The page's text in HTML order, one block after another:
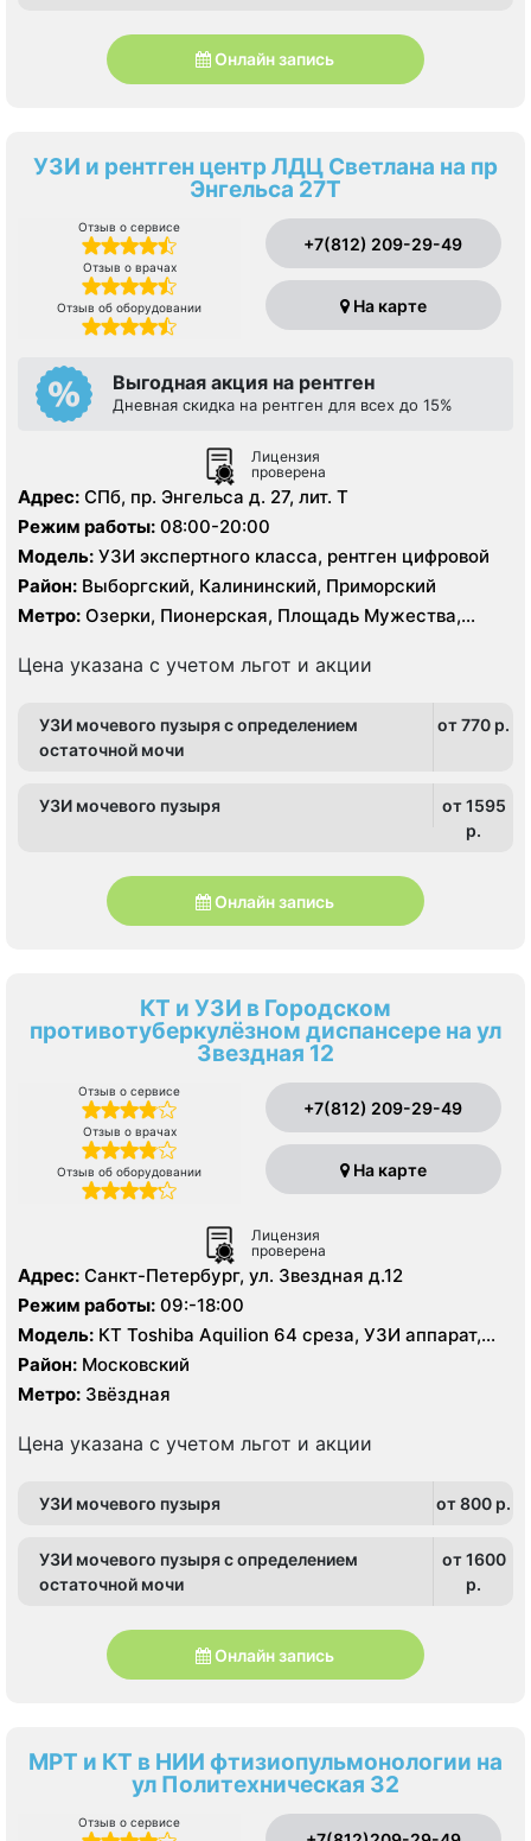
Онлайн запись
УЗИ и рентген центр ЛДЦ Светлана на пр
Энгельса 27Т
Отзыв о сервисе
Отзыв о врачах
Отзыв об оборудовании
+7(812) 209-29-49
На карте
Выгодная акция на рентген
Дневная скидка на рентген для всех до 15%
Лицензия
проверена
Адрес: СПб, пр. Энгельса д. 27, лит. Т
Режим работы: 08:00-20:00
Модель: УЗИ экспертного класса, рентген цифровой
Район: Выборгский, Калининский, Приморский
Метро: Озерки, Пионерская, Площадь Мужества,
Цена указана с учетом льгот и акции
УЗИ мочевого пузыря с определением
остаточной мочи
от 770 p.
УЗИ мочевого пузыря
от 1595
p.
Онлайн запись
КТ и УЗИ в Городском
противотуберкулёзном диспансере на ул
Звездная 12
Отзыв о сервисе
Отзыв о врачах
Отзыв об оборудовании
+7(812) 209-29-49
На карте
Лицензия
проверена
Адрес: Санкт-Петербург, ул. Звездная д.12
Режим работы: 09:-18:00
Модель: КТ Toshiba Aquilion 64 среза, УЗИ аппарат,
рентген
Район: Московский
Метро: Звёздная
Цена указана с учетом льгот и акции
УЗИ мочевого пузыря от 800 p.
УЗИ мочевого пузыря с определением
остаточной мочи
от 1600
p.
Онлайн запись
МРТ и КТ в НИИ фтизиопульмонологии на
ул Политехническая 32
Отзыв о сервисе